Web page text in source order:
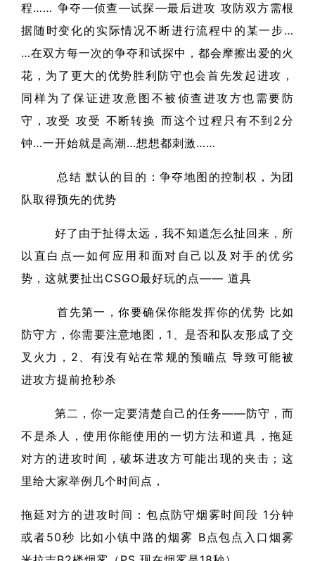
程…… 争夺—侦查—试探—最后进攻 攻防双方需根
据随时变化的实际情况不断进行流程中的某一步…
…在双方每一次的争夺和试探中，都会摩擦出爱的火
花，为了更大的优势胜利防守也会首先发起进攻，
同样为了保证进攻意图不被侦查进攻方也需要防
守，攻受 攻受 不断转换 而这个过程只有不到2分
钟…一开始就是高潮…想想都刺激……
总结 默认的目的：争夺地图的控制权，为团
队取得预先的优势
好了由于扯得太远，我不知道怎么扯回来，所
以直白点—如何应用和面对自己以及对手的优劣
势，这就要扯出CSGO最好玩的点—— 道具
首先第一，你要确保你能发挥你的优势 比如
防守方，你需要注意地图，1、是否和队友形成了交
叉火力，2、有没有站在常规的预瞄点 导致可能被
进攻方提前抢秒杀
第二，你一定要清楚自己的任务——防守，而
不是杀人，使用你能使用的一切方法和道具，拖延
对方的进攻时间，破坏进攻方可能出现的夹击；这
里给大家举例几个时间点，
拖延对方的进攻时间：包点防守烟雾时间段 1分钟
或者50秒 比如小镇中路的烟雾 B点包点入口烟雾